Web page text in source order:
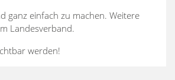
ganz einfach zu machen. Weitere
Landesverband.
werden!